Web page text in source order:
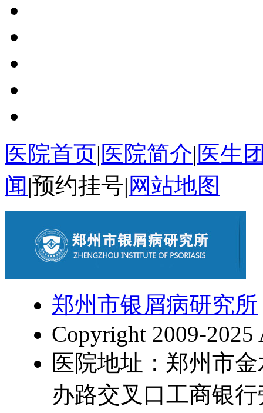
医院首页|医院简介|医生
闻|预约挂号| 网站地图
郑州市银屑病研究所
Copyright 2009-2025
医院地址：郑州市
办路交叉口工商银